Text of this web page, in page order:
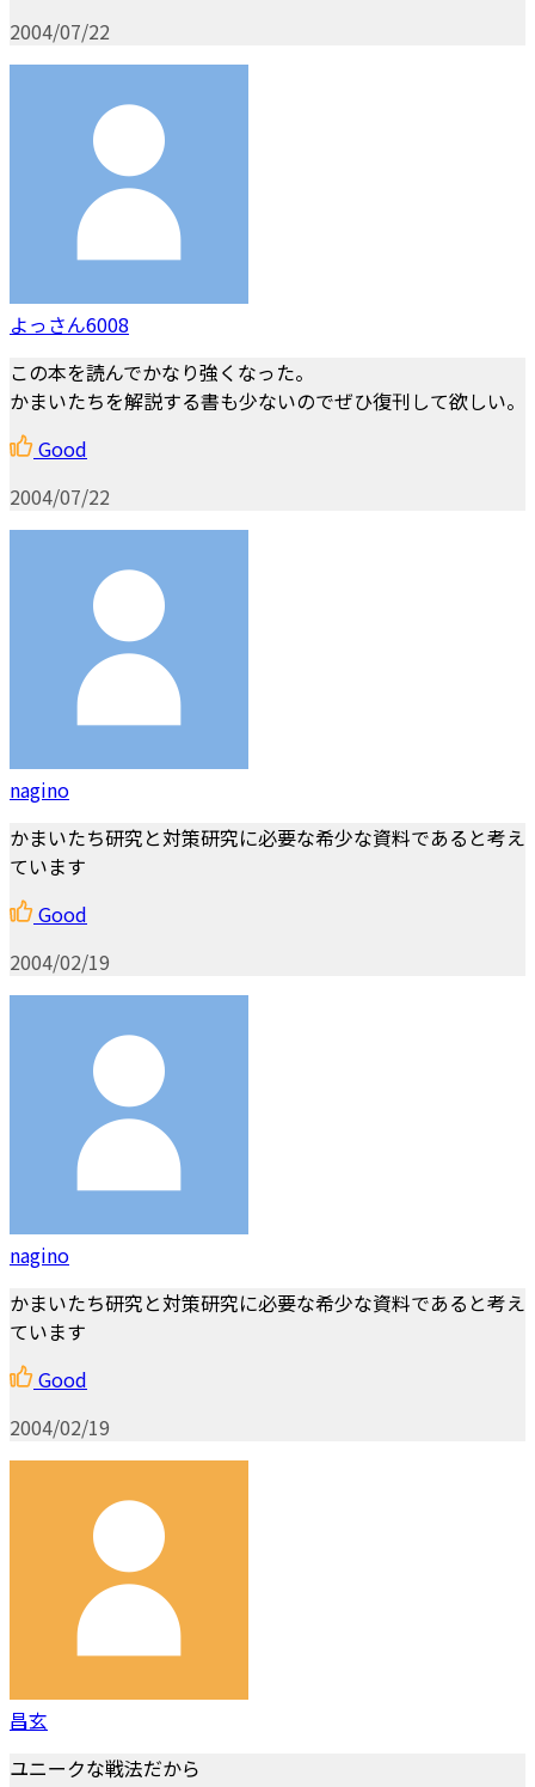
2004/07/22
よっさん6008
この本を読んでかなり強くなった。
かまいたちを解説する書も少ないのでぜひ復刊して欲しい。
Good
2004/07/22
nagino
かまいたち研究と対策研究に必要な希少な資料であると考え
ています
Good
2004/02/19
nagino
かまいたち研究と対策研究に必要な希少な資料であると考え
ています
Good
2004/02/19
昌玄
ユニークな戦法だから